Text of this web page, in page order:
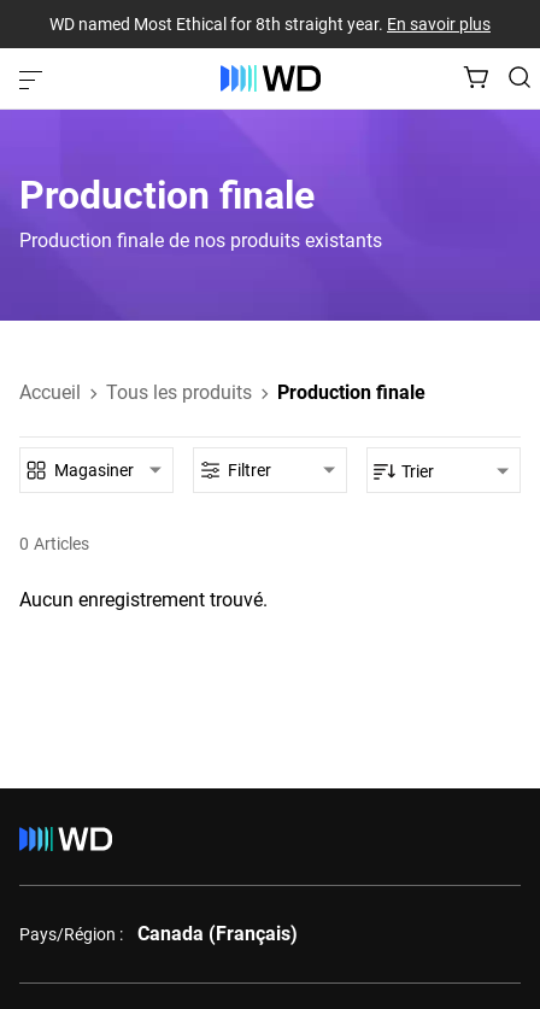
WD named Most Ethical for 8th straight year. En savoir plus
Production finale
Production finale de nos produits existants
Accueil Tous les produits Production finale
0 Articles
Magasiner Filtrer Trier
Aucun enregistrement trouvé.
Pays/Région : Canada (Français)